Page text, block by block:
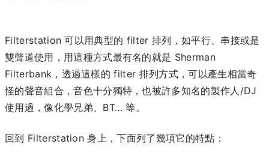
Filterstation 可以用典型的 filter 排列，如平行、串接或是
雙聲道使用，用這種方式最有名的就是 Sherman
Filterbank，透過這樣的 filter 排列方式，可以產生相當奇
怪的聲音組合，音色十分獨特，也被許多知名的製作人/DJ
使用過，像化學兄弟、BT… 等。
回到 Filterstation 身上，下面列了幾項它的特點：